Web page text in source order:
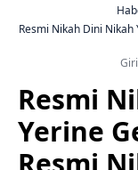
Resmi Nikah Dini Nikah
Resmi
Yerine